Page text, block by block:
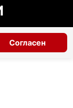
Согласен